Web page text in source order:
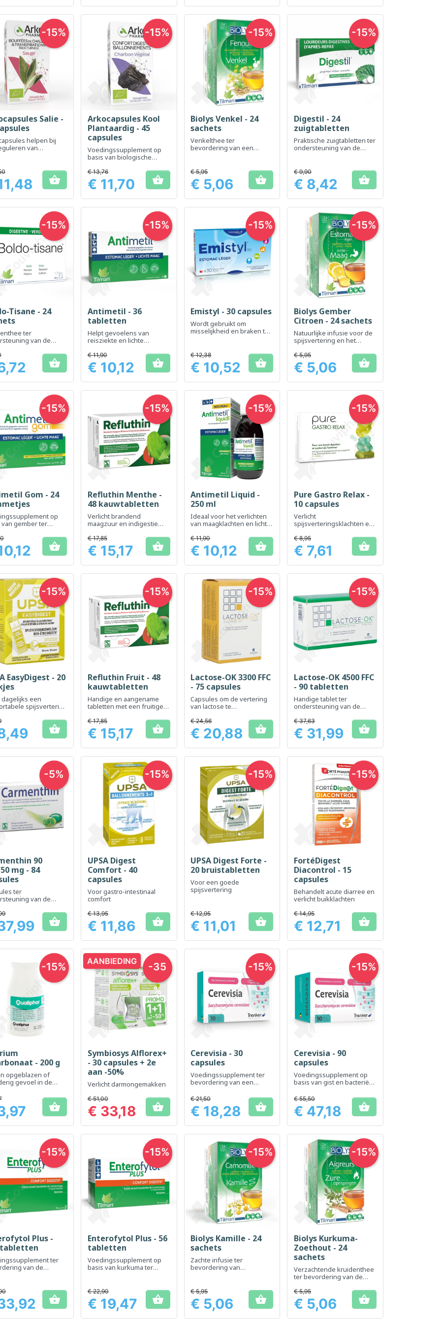
Snel bekijken
Salie -
helpen bij
van

-15%
Snel bekijken
Arkocapsules Kool
Plantaardig - 45
capsules
Voedingssupplement op
basis van biologische
ondersteuning van het
verminderen van een
opgeblazen gevoel
Prijs
€ 13,76
€ 11,70 
-15%
Snel bekijken
Biolys Venkel - 24
sachets
Venkelthee ter
bevordering van een
Prijs
€ 5,95
€ 5,06 
-15%
Snel bekijken
Digestil - 24
zuigtabletten
Praktische zuigtabletten ter
ondersteuning van de
Prijs
€ 9,90
€ 8,42 
-15%
Snel bekijken
Tisane - 24
ter
van de

-15%
Snel bekijken
Antimetil - 36
tabletten
Helpt gevoelens van
reisziekte en lichte
te verminderen
Prijs
€ 11,90
€ 10,12 
-15%
Snel bekijken
Emistyl - 30 capsules
Wordt gebruikt om
misselijkheid en braken te
Prijs
€ 12,38
€ 10,52 
-15%
Snel bekijken
Biolys Gember
Citroen - 24 sachets
Natuurlijke infusie voor de
spijsvertering en het
Prijs
€ 5,95
€ 5,06 
-15%
Snel bekijken
Gom - 24
op
van gember ter
spijsvertering.

-15%
Snel bekijken
Refluthin Menthe -
48 kauwtabletten
Verlicht brandend
maagzuur en indigestie
mintsmaak
Prijs
€ 17,85
€ 15,17 
-15%
Snel bekijken
Antimetil Liquid -
250 ml
Ideaal voor het verlichten
van maagklachten en lichte
Prijs
€ 11,90
€ 10,12 
-15%
Snel bekijken
Pure Gastro Relax -
10 capsules
Verlicht
spijsverteringsklachten en
intestinale functie
Prijs
€ 8,95
€ 7,61 
-15%
Snel bekijken
EasyDigest - 20
dagelijks een
spijsvertering

-15%
Snel bekijken
Refluthin Fruit - 48
kauwtabletten
Handige en aangename
tabletten met een fruitige
van de spijsvertering
Prijs
€ 17,85
€ 15,17 
-15%
Snel bekijken
Lactose-OK 3300 FFC
- 75 capsules
Capsules om de vertering
van lactose te
mensen met een lactose-
intolerantie
Prijs
€ 24,56
€ 20,88 
-15%
Snel bekijken
Lactose-OK 4500 FFC
- 90 tabletten
Handige tablet ter
ondersteuning van de
Prijs
€ 37,63
€ 31,99 
-15%
Snel bekijken
90
mg - 84
ter
van de
van een
gevoel

-5%
 Snel bekijken
UPSA Digest
Comfort - 40
capsules
Voor gastro-intestinaal
comfort
Prijs
€ 13,95
€ 11,86 
-15%
 Snel bekijken
UPSA Digest Forte -
20 bruistabletten
Voor een goede
spijsvertering
Prijs
€ 12,95
€ 11,01 
-15%
Snel bekijken
FortéDigest
Diacontrol - 15
capsules
Behandelt acute diarree en
verlicht buikklachten
Prijs
€ 14,95
€ 12,71 
-15%
Snel bekijken
- 200 g
opgeblazen of
gevoel in de

-15%
Snel bekijken
Symbiosys Alflorex+
- 30 capsules + 2e
aan -50%
Verlicht darmongemakken
Prijs
€ 51,00
€ 33,18 
AANBIEDING
-35
%
Snel bekijken
Cerevisia - 30
capsules
Voedingssupplement ter
bevordering van een
darmflora
Prijs
€ 21,50
€ 18,28 
-15%
Snel bekijken
Cerevisia - 90
capsules
Voedingssupplement op
basis van gist en bacteriën
darmflora
Prijs
€ 55,50
€ 47,18 
-15%
Snel bekijken
Plus -
tabletten
ter
van de

-15%
Snel bekijken
Enterofytol Plus - 56
tabletten
Voedingssupplement op
basis van kurkuma ter
darmcomfort
Prijs
€ 22,90
€ 19,47 
-15%
Snel bekijken
Biolys Kamille - 24
sachets
Zachte infusie ter
bevordering van
Prijs
€ 5,95
€ 5,06 
-15%
Snel bekijken
Biolys Kurkuma-
Zoethout - 24
sachets
Verzachtende kruidenthee
ter bevordering van de
darmcomfort
Prijs
€ 5,95
€ 5,06 
-15%